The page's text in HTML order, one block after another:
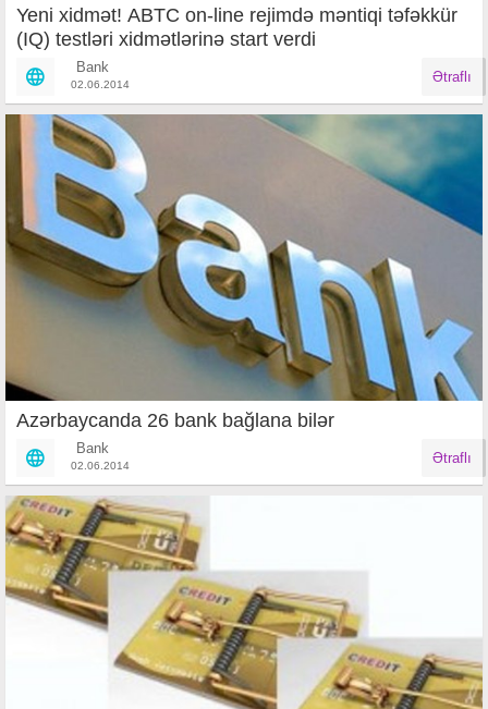
Yeni xidmət! ABTC on-line rejimdə məntiqi təfəkkür
(IQ) testləri xidmətlərinə start verdi
Bank
02.06.2014 Ətraflı
Azərbaycanda 26 bank bağlana bilər
Bank
02.06.2014 Ətraflı